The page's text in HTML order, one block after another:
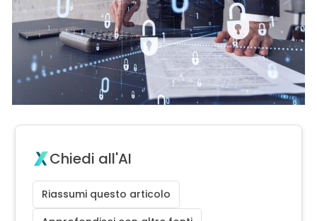
Chiedi all'AI
Riassumi questo articolo